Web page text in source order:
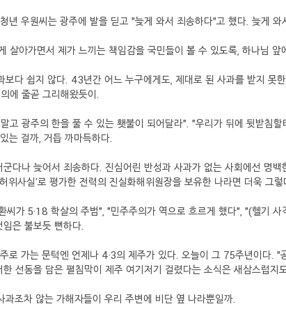
년 우원씨는 광주에 발을 딛고 "늦게 와서 죄송하다"고 했다. 늦게
살아가면서 제가 느끼는 책임감을 국민들이 볼 수 있도록, 하나님
보다 쉽지 않다. 43년간 어느 누구에게도, 제대로 된 사과를 받지
에 줄곧 그리해왔듯이.
고 광주의 한을 풀 수 있는 횃불이 되어달라". "우리가 뒤에 뒷받침
는 걸까, 거듭 까마득하다.
다나 늦어서 죄송하다. 진심어린 반성과 사과가 없는 사회에선 명
위사실'로 평가한 전력의 진실화해위원장을 보유한 나라면 더욱 그렇
씨가 5·18 학살의 주범", "민주주의가 역으로 흐르게 했다", "(헬기
은 불보듯 뻔하다.
로 가는 문턱엔 언제나 4·3의 제주가 있다. 오늘이 그 75주년이다.
선동을 담은 펼침막이 제주 여기저기 걸렸다는 소식은 새삼스럽지
과조차 않는 가해자들이 우리 주변에 비단 옆 나라뿐일까.